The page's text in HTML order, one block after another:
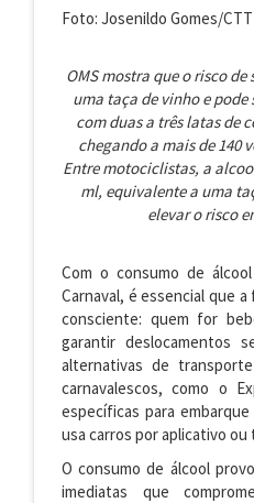
Foto: Josenildo Gomes/
OMS mostra que o risco
uma taça de vinho e pode
com duas a três latas de
chegando a mais de 140
Entre motociclistas, a
ml, equivalente a uma
elevar o risco
Com o consumo de
Carnaval, é essencial que
consciente: quem for
garantir deslocamentos
alternativas de
carnavalescos, como o
específicas para
usa carros por aplicativo ou
O consumo de álcool
imediatas que